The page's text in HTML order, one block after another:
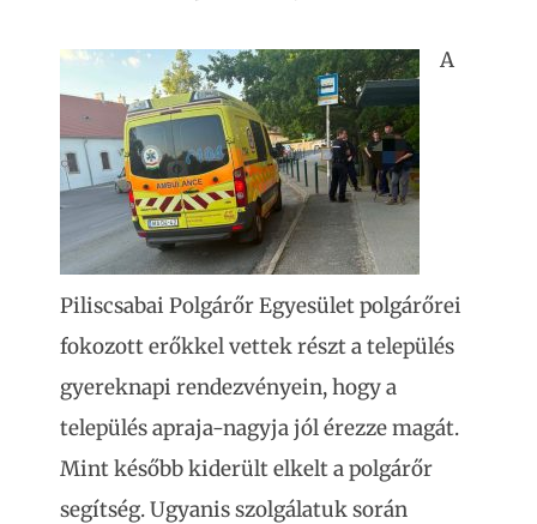
A
Piliscsabai Polgárőr Egyesület polgárőrei
fokozott erőkkel vettek részt a település
gyereknapi rendezvényein, hogy a
település apraja-nagyja jól érezze magát.
Mint később kiderült elkelt a polgárőr
segítség. Ugyanis szolgálatuk során